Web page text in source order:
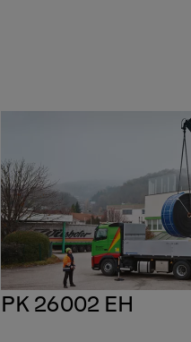
PK 26002 EH